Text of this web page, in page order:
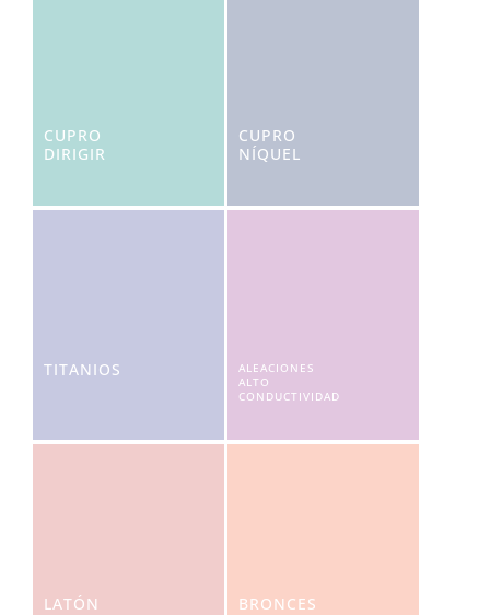
CUPRO
DIRIGIR
CUPRO
NÍQUEL
TITANIOS
ALEACIONES
ALTO
CONDUCTIVIDAD
LATÓN BRONCES